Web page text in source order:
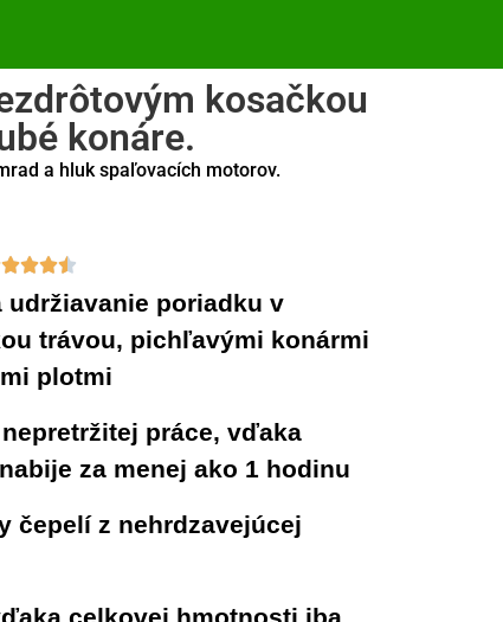
kosačkou
konáre.
a hluk spaľovacích motorov.
poriadku v
trávou, pichľavými konármi
plotmi
práce, vďaka
za menej ako 1 hodinu
čepelíz nehrdzavejúcej